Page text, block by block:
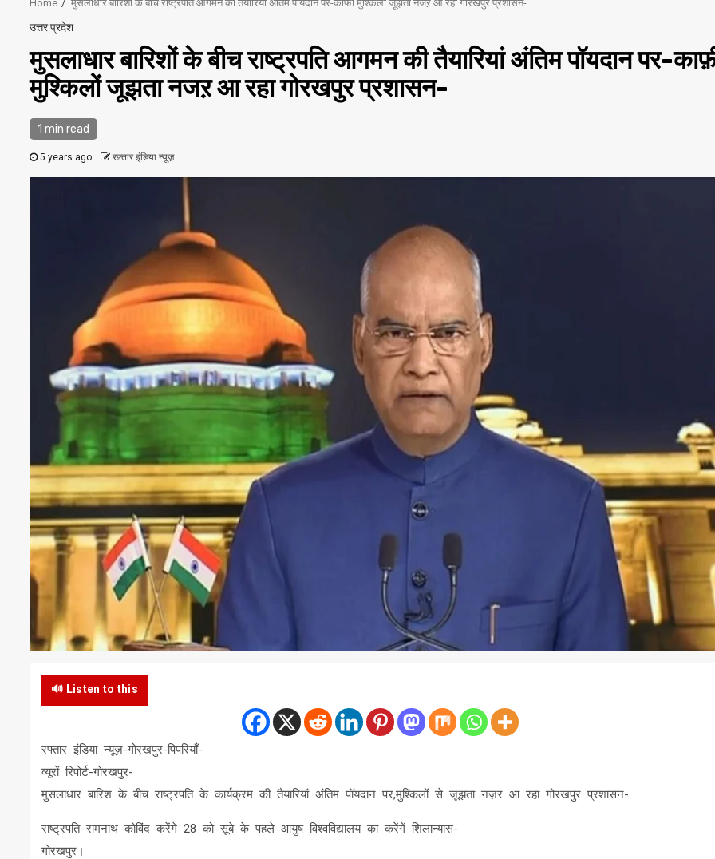
Home मुसलाधार बारिशों के बीच राष्ट्रपति आगमन की तैयारियां अंतिम पॉयदान पर-काफ़ी मुश्किलों जूझता नजऱ आ रहा गोरखपुर प्रशासन-
उत्तर प्रदेश
मुसलाधार बारिशों के बीच राष्ट्रपति आगमन की तैयारियां अंतिम पॉयदान पर-
मुश्किलों जूझता नजऱ आ रहा गोरखपुर प्रशासन-
1 min read
5 years ago रफ़्तार इंडिया न्यूज़
🔊 Listen to this
रफ्तार इंडिया न्यूज़-गोरखपुर-पिपरियाँ-
व्यूरों रिपोर्ट-गोरखपुर-
मुसलाधार बारिश के बीच राष्ट्रपति के कार्यक्रम की तैयारियां अंतिम पॉयदान पर,मुश्किलों से जूझता नज़र आ रहा गोरखपुर प्रशासन-
राष्ट्रपति रामनाथ कोविंद करेंगे 28 को सूबे के पहले आयुष विश्वविद्यालय का करेंगें शिलान्यास-
गोरखपुर।